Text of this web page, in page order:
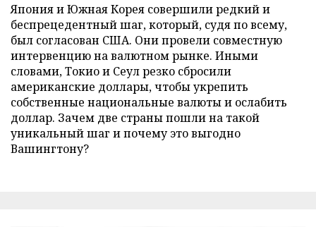
Япония и Южная Корея совершили редкий и
беспрецедентный шаг, который, судя по всему,
был согласован США. Они провели совместную
интервенцию на валютном рынке. Иными
словами, Токио и Сеул резко сбросили
американские доллары, чтобы укрепить
собственные национальные валюты и ослабить
доллар. Зачем две страны пошли на такой
уникальный шаг и почему это выгодно
Вашингтону?